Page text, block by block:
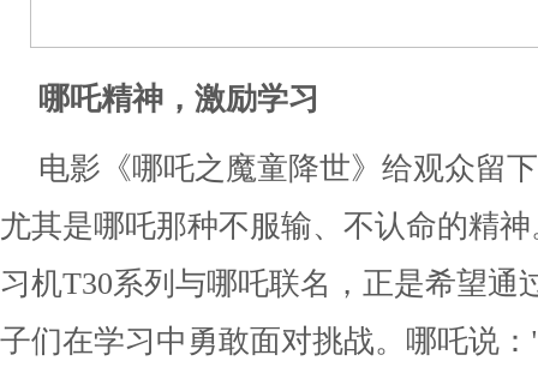
哪吒精神，激励学习
电影《哪吒之魔童降世》给观众留
尤其是哪吒那种不服输、不认命的精
习机T30系列与哪吒联名，正是希望通
子们在学习中勇敢面对挑战。哪吒说